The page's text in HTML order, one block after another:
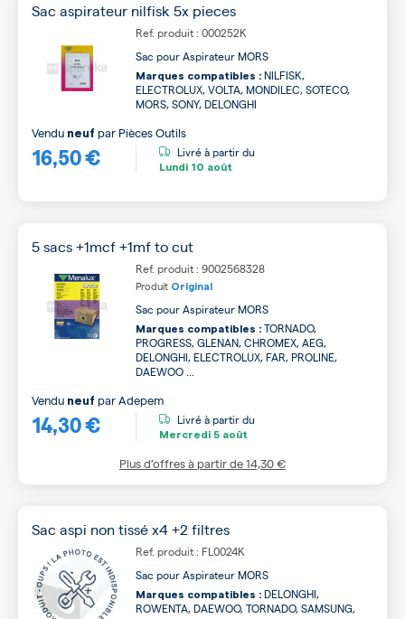
Sac aspirateur nilfisk 5x pieces
Ref. produit : 000252K
Sac pour Aspirateur MORS
Marques compatibles : NILFISK,
ELECTROLUX, VOLTA, MONDILEC, SOTECO,
MORS, SONY, DELONGHI
16,50 €
Vendu neuf par Pièces Outils
Livré à partir du
Lundi 10 août
5 sacs +1mcf +1mf to cut
Ref. produit : 9002568328
Produit Original
Sac pour Aspirateur MORS
Marques compatibles : TORNADO,
PROGRESS, GLENAN, CHROMEX, AEG,
DELONGHI, ELECTROLUX, FAR, PROLINE,
DAEWOO ...
14,30 €
Vendu neuf parAdepem
Livré à partir du
Mercredi 5 août
Plus d’offres à partir de14,30 €
Sac aspi non tissé x4 +2 filtres
Ref. produit : FL0024K
Sac pour Aspirateur MORS
Marques compatibles : DELONGHI,
ROWENTA, DAEWOO, TORNADO, SAMSUNG,